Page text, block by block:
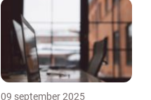
09 september 2025